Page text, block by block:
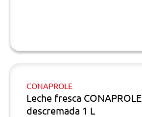
CONAPROLE
Leche fresca CONAPROLE
descremada 1 L